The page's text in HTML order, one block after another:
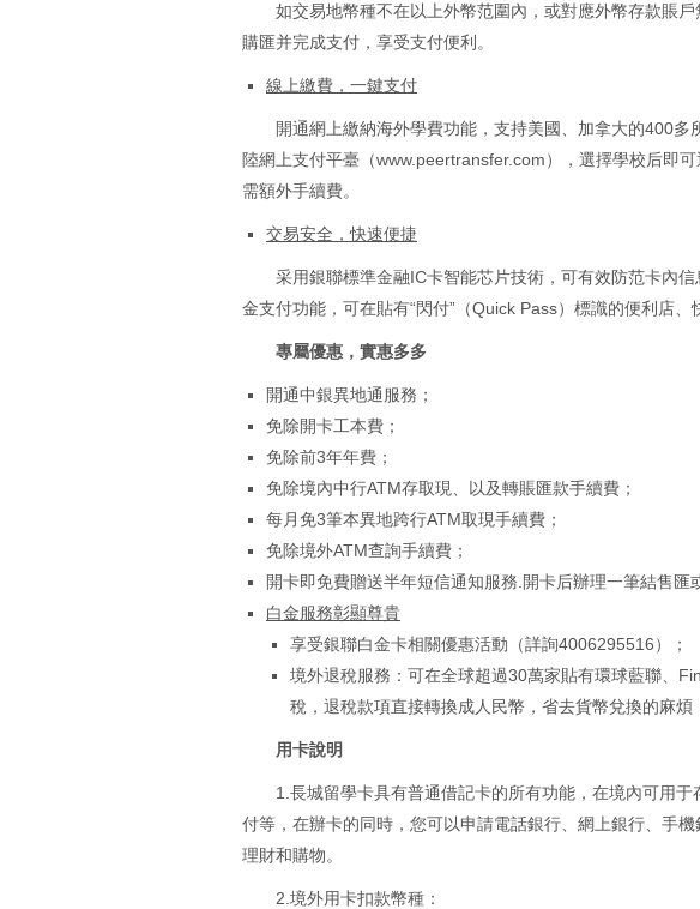
如交易地幣種不在以上外幣范圍內，或對應外幣存款賬
購匯并完成支付，享受支付便利。
線上繳費，一鍵支付
開通網上繳納海外學費功能，支持美國、加拿大的400多
陸網上支付平臺（www.peertransfer.com），選擇學校后即
需額外手續費。
交易安全，快速便捷
采用銀聯標準金融IC卡智能芯片技術，可有效防范卡內
金支付功能，可在貼有“閃付”（Quick Pass）標識的便利店、
專屬優惠，實惠多多
開通中銀異地通服務；
免除開卡工本費；
免除前3年年費；
免除境內中行ATM存取現、以及轉賬匯款手續費；
每月免3筆本異地跨行ATM取現手續費；
免除境外ATM查詢手續費；
開卡即免費贈送半年短信通知服務.開卡后辦理一筆結售匯
白金服務彰顯尊貴
享受銀聯白金卡相關優惠活動（詳詢4006295516）；
境外退稅服務：可在全球超過30萬家貼有環球藍聯、
稅，退稅款項直接轉換成人民幣，省去貨幣兌換的麻煩
用卡說明
1.長城留學卡具有普通借記卡的所有功能，在境內可用
付等，在辦卡的同時，您可以申請電話銀行、網上銀行、手
理財和購物。
2.境外用卡扣款幣種：